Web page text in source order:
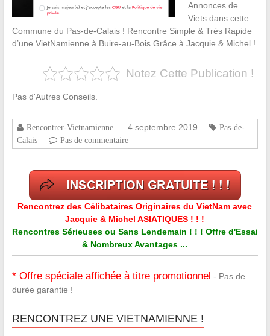
Annonces de
Viets dans cette
Commune du Pas-de-Calais ! Rencontre Simple & Très Rapide
d’une VietNamienne à Buire-au-Bois Grâce à Jacquie & Michel !
Notez Cette Publication !
Pas d'Autres Conseils.
Rencontrer-Vietnamienne 4 septembre 2019
Pas-de-
Calais
Pas de commentaire
Rencontrez des Célibataires Originaires du VietNam avec
Jacquie & Michel ASIATIQUES ! ! !
Rencontres Sérieuses ou Sans Lendemain ! ! ! Offre d'Essai
& Nombreux Avantages ...
* Offre spéciale affichée à titre promotionnel - Pas de
durée garantie !
RENCONTREZ UNE VIETNAMIENNE !